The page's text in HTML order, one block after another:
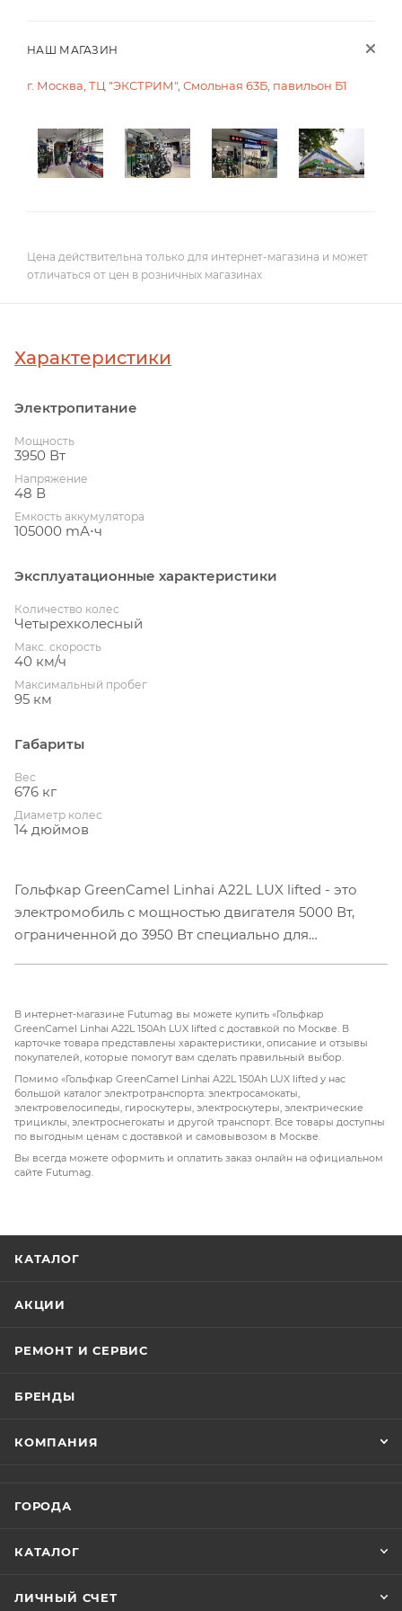
НАШ МАГАЗИН
г. Москва, ТЦ "ЭКСТРИМ", Смольная 63Б, павильон Б1
Цена действительна только для интернет-магазина и может
отличаться от цен в розничных магазинах
Характеристики
Электропитание
Мощность
3950 Вт
Напряжение
48 В
Емкость аккумулятора
105000 mА⋅ч
Эксплуатационные характеристики
Количество колес
Четырехколесный
Макс. скорость
40 км/ч
Максимальный пробег
95 км
Габариты
Вес
676 кг
Диаметр колес
14 дюймов
Гольфкар GreenCamel Linhai A22L LUX lifted - это
электромобиль с мощностью двигателя 5000 Вт,
ограниченной до 3950 Вт специально для
Аккумулятор не входит в стоимость гольфкара и
приобретается отдельно. Цена аккумулятора
вариантов.
Зарядное устройство выбирается в зависимости от
типа аккумуляторов.
Модель доступна в нескольких расцветках.
Порт USB.
Встроенное зарядное устройство.
В интернет-магазине Futumag вы можете купить «Гольфкар
GreenCamel Linhai A22L 150Ah LUX lifted с доставкой по Москве. В
карточке товара представлены характеристики, описание и отзывы
покупателей, которые помогут вам сделать правильный выбор.
Помимо «Гольфкар GreenCamel Linhai A22L 150Ah LUX lifted у нас
большой каталог электротранспорта: электросамокаты,
электровелосипеды, гироскутеры, электроскутеры, электрические
трициклы, электроснегокаты и другой транспорт. Все товары доступны
по выгодным ценам с доставкой и самовывозом в Москве.
Вы всегда можете оформить и оплатить заказ онлайн на официальном
сайте Futumag.
КАТАЛОГ
АКЦИИ
РЕМОНТ И СЕРВИС
БРЕНДЫ
КОМПАНИЯ
ГОРОДА
КАТАЛОГ
ЛИЧНЫЙ СЧЕТ